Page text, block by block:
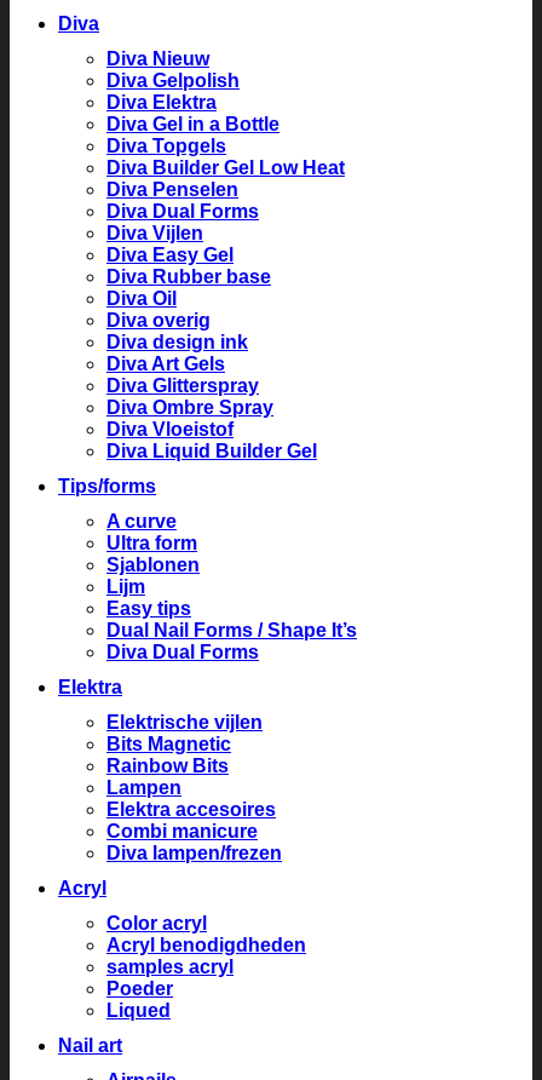
Diva
Diva Nieuw
Diva Gelpolish
Diva Elektra
Diva Gel in a Bottle
Diva Topgels
Diva Builder Gel Low Heat
Diva Penselen
Diva Dual Forms
Diva Vijlen
Diva Easy Gel
Diva Rubber base
Diva Oil
Diva overig
Diva design ink
Diva Art Gels
Diva Glitterspray
Diva Ombre Spray
Diva Vloeistof
Diva Liquid Builder Gel
Tips/forms
A curve
Ultra form
Sjablonen
Lijm
Easy tips
Dual Nail Forms / Shape It’s
Diva Dual Forms
Elektra
Elektrische vijlen
Bits Magnetic
Rainbow Bits
Lampen
Elektra accesoires
Combi manicure
Diva lampen/frezen
Acryl
Color acryl
Acryl benodigdheden
samples acryl
Poeder
Liqued
Nail art